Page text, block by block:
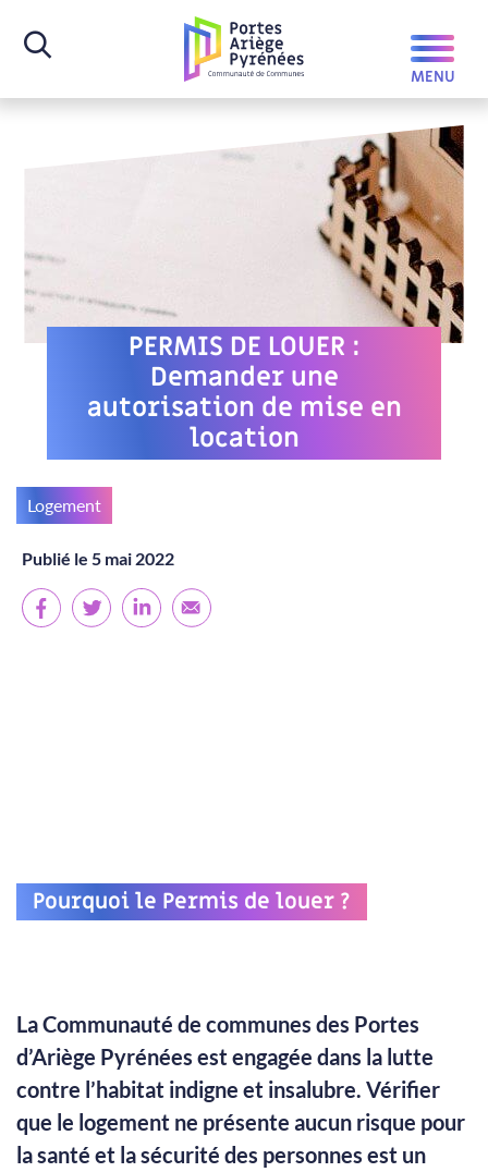
PERMIS DE LOUER :
Demander une
autorisation de mise en
location
Logement
Publié le 5 mai 2022
Pourquoi le Permis de louer ?
La Communauté de communes des Portes
d’Ariège Pyrénées est engagée dans la lutte
contre l’habitat indigne et insalubre. Vérifier
que le logement ne présente aucun risque pour
la santé et la sécurité des personnes est un